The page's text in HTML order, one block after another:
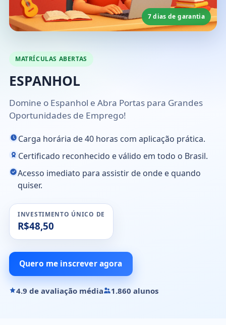
MATRÍCULAS ABERTAS
ESPANHOL
Domine o Espanhol e Abra Portas para Grandes
Oportunidades de Emprego!
Carga horária de 40 horas com aplicação prática.
Certificado reconhecido e válido em todo o Brasil.
Acesso imediato para assistir de onde e quando
quiser.
INVESTIMENTO ÚNICO DE
R$48,50
Quero me inscrever agora
4.9 de avaliação média 1.860 alunos
7 dias de garantia